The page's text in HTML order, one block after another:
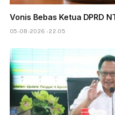
Vonis Bebas Ketua DPRD
05-08-2026 - 22.05